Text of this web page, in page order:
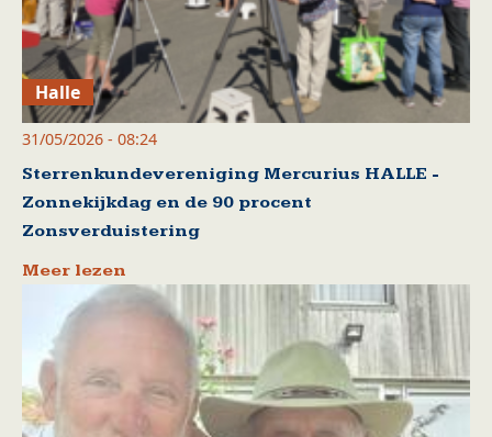
Halle
31/05/2026 - 08:24
Sterrenkundevereniging Mercurius HALLE -
Zonnekijkdag en de 90 procent
Zonsverduistering
Meer lezen